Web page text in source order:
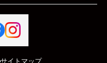
サイトマップ